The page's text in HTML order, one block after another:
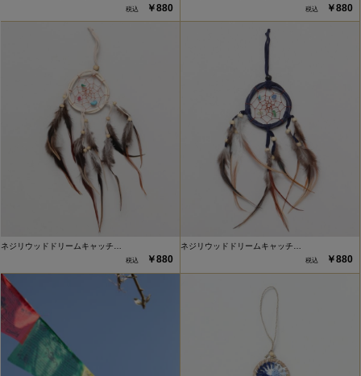
￥880 ￥880
ネジリウッドドリームキャッチ…
￥880
ネジリウッドドリームキャッチ…
￥880